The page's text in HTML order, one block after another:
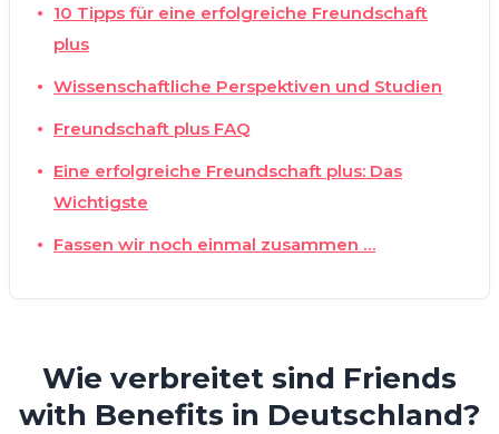
10 Tipps für eine erfolgreiche Freundschaft
plus
Wissenschaftliche Perspektiven und Studien
Freundschaft plus FAQ
Eine erfolgreiche Freundschaft plus: Das
Wichtigste
Fassen wir noch einmal zusammen …
Wie verbreitet sind Friends
with Benefits in Deutschland?